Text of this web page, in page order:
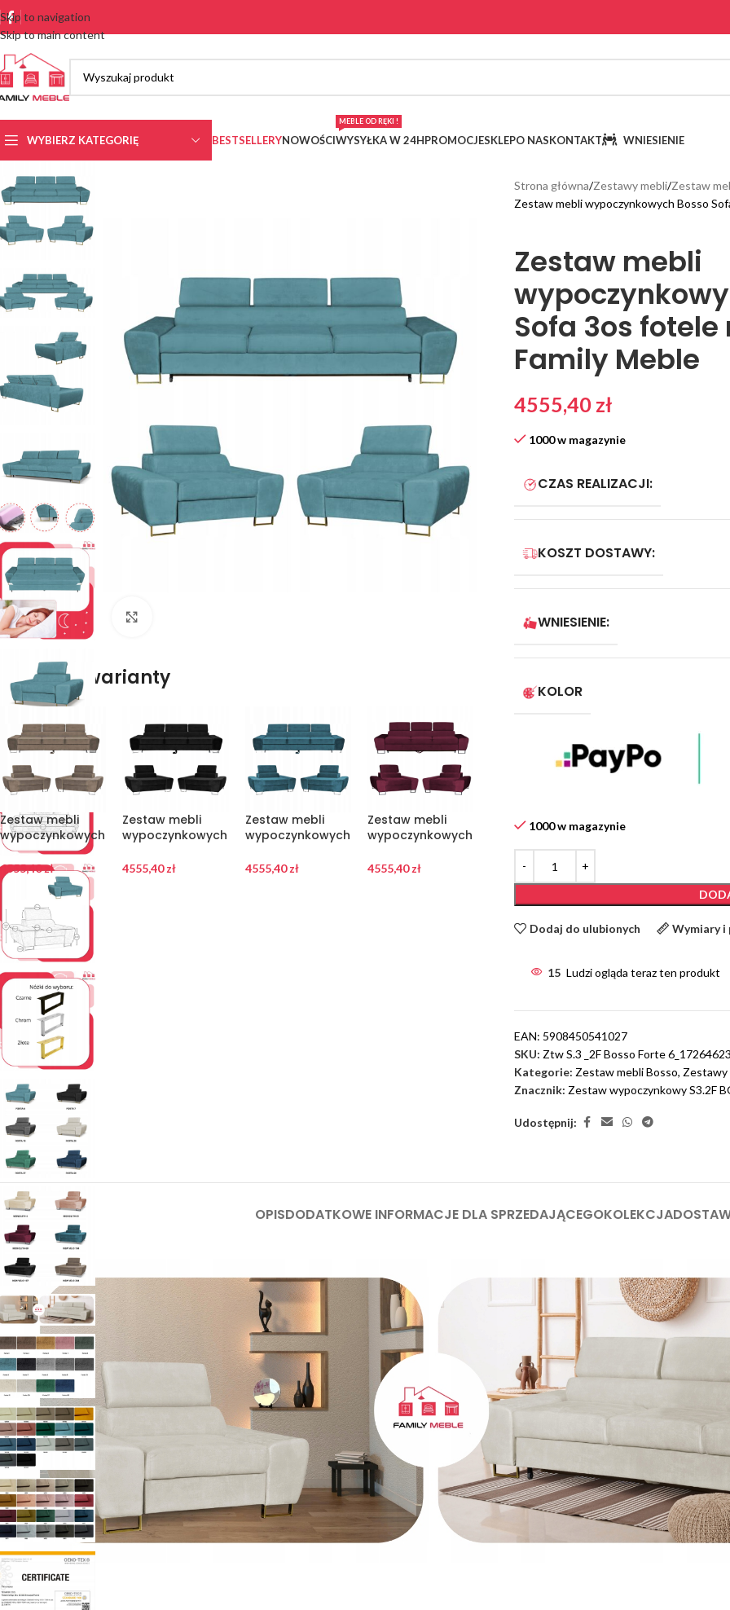
Skip to navigation
Skip to main content
WYBIERZ KATEGORIĘ BESTSELLERYNOWOŚCIWYSYŁKA W 24H
MEBLE OD RĘKI !
PROMOCJESKLEPO NASKONTAKT WNIESIENIE
warianty
Zestaw mebli
wypoczynkowych
salonu Bosso
Sofa 3os fotele
brąz Family Meble
4555,40zł
Zestaw mebli
wypoczynkowych
3os fotele czarne
4555,40zł
Zestaw mebli
wypoczynkowych
fotele niebieskie
4555,40zł
Zestaw mebli
wypoczynkowych
fotele bordowe
4555,40zł
Zestaw mebli
wypoczynkowych
salonu Bosso
Sofa 3os fotele
beż Family Meble
4555,40
Zestaw mebli
wypoczynkowych
beż Family Meble
Strona główna Zestawy mebli Zestaw
Zestaw mebli wypoczynkowych Bosso
Zestaw mebli
Sofa 3os
Family Meble
4555,40 zł
1000 w magazynie
CZAS REALIZACJI:
KOSZT DOSTAWY:
WNIESIENIE:
KOLOR
1000 w magazynie
Dodaj do ulubionych Wymiary i
15 Ludzi ogląda teraz ten produkt
EAN: 5908450541027
SKU: Ztw S.3 _2F Bosso Forte
Kategorie: Zestaw mebli Bosso, Zestawy
Znacznik: Zestaw wypoczynkowy S3.2F
Udostępnij:
OPISDODATKOWE INFORMACJE DLA SPRZEDAJĄCEGOKOLEKCJA